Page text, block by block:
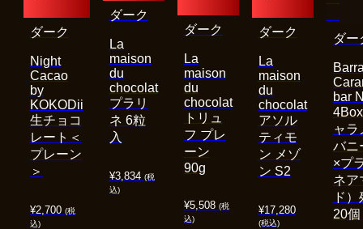
¥2,700 (税
込)
Night
Cacao
by
KOKODii
生チョコ
レート＜
プレーン
＞
ダーク
¥3,834 (税
込)
La
maison
du
chocolat
プラリ
ネ 6粒
入
ダーク
¥5,508 (税
込)
La
maison
du
chocolat
トリュ
フ プレ
ーン
90g
ダーク
¥17,280
(税込)
La
maison
du
chocolat
アソル
ティモ
ン メゾ
ン S2
ダーク
bar
ャラ
バニ
×プ
ネア
ド
20個
ダー